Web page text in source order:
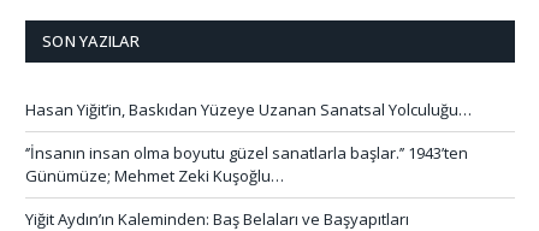
SON YAZILAR
Hasan Yiğit’in, Baskıdan Yüzeye Uzanan Sanatsal Yolculuğu…
‘’İnsanın insan olma boyutu güzel sanatlarla başlar.’’ 1943’ten
Günümüze; Mehmet Zeki Kuşoğlu…
Yiğit Aydın’ın Kaleminden: Baş Belaları ve Başyapıtları